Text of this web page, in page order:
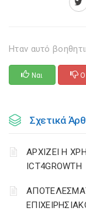
Ηταν αυτό
Ναι
Σχετικά
ΑΡΧΙΖΕΙ Η
ICT4GROWTH